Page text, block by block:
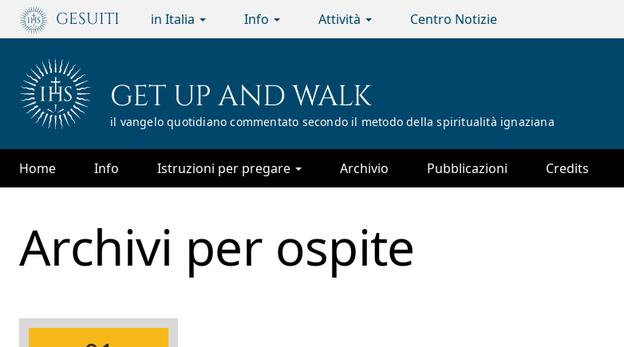
Passa
principale
GESUITI in Italia Info Attività Centro Notizie
GET UP AND WALK
il vangelo quotidiano commentato secondo il metodo della spiritualità ignaziana
Home Info Istruzioni per pregare Archivio Pubblicazioni Credits
Archivi per ospite